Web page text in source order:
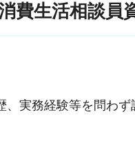
費生活相談員
、実務経験等を問わず